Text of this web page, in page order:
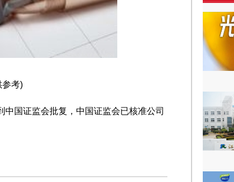
参考)
中国证监会批复，中国证监会已核准公司